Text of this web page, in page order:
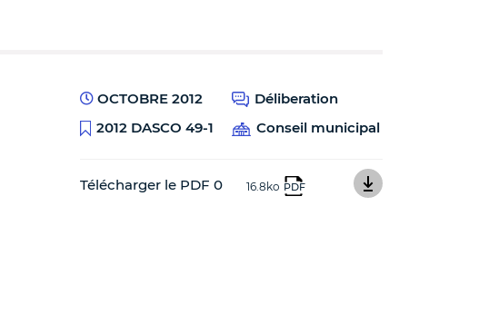
OCTOBRE 2012
Déliberation
2012 DASCO 49-1
Conseil municipal
Télécharger le PDF 0 16.8ko PDF